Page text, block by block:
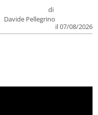
di
Davide Pellegrino
il 07/08/2026